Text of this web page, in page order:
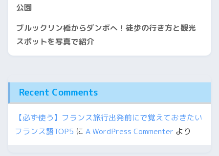
公園
ブルックリン橋からダンボへ！徒歩の行き方と観光
スポットを写真で紹介
Recent Comments
【必ず使う】フランス旅行出発前にで覚えておきたい
フランス語TOP5 に A WordPress Commenter より